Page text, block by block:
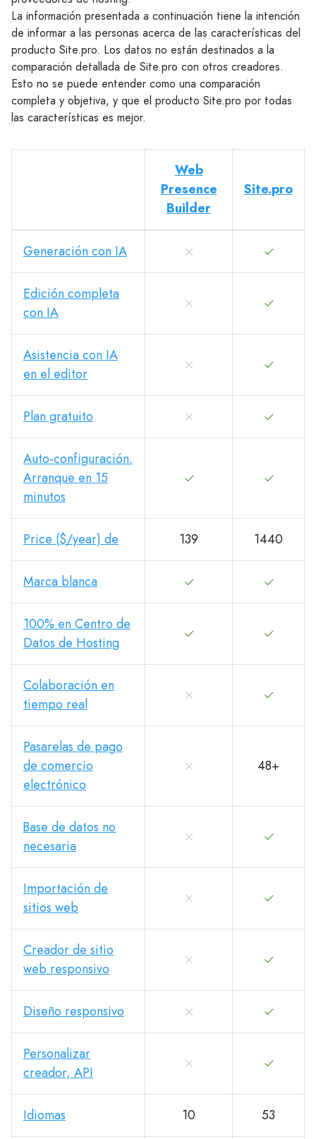
La información presentada a continuación tiene la intención
de informar a las personas acerca de las características del
producto Site.pro. Los datos no están destinados a la
comparación detallada de Site.pro con otros creadores.
Esto no se puede entender como una comparación
completa y objetiva, y que el producto Site.pro por todas
las características es mejor.
Web
Presence
Builder
Site.pro
Generación con IA
Edición completa
con IA
Asistencia con IA
en el editor
Plan gratuito
Auto-configuración.
Arranque en 15
minutos
Price ($/year) de 139 1440
Marca blanca
100% en Centro de
Datos de Hosting
Colaboración en
tiempo real
Pasarelas de pago
de comercio
electrónico
48+
Base de datos no
necesaria
Importación de
sitios web
Creador de sitio
web responsivo
Diseño responsivo
Personalizar
creador, API
Idiomas 10 53